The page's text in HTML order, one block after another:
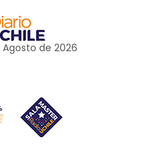
Agosto de 2026